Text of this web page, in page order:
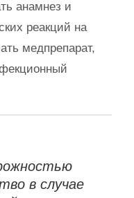
анамнез и
реакций на
медпрепарат,
в случае